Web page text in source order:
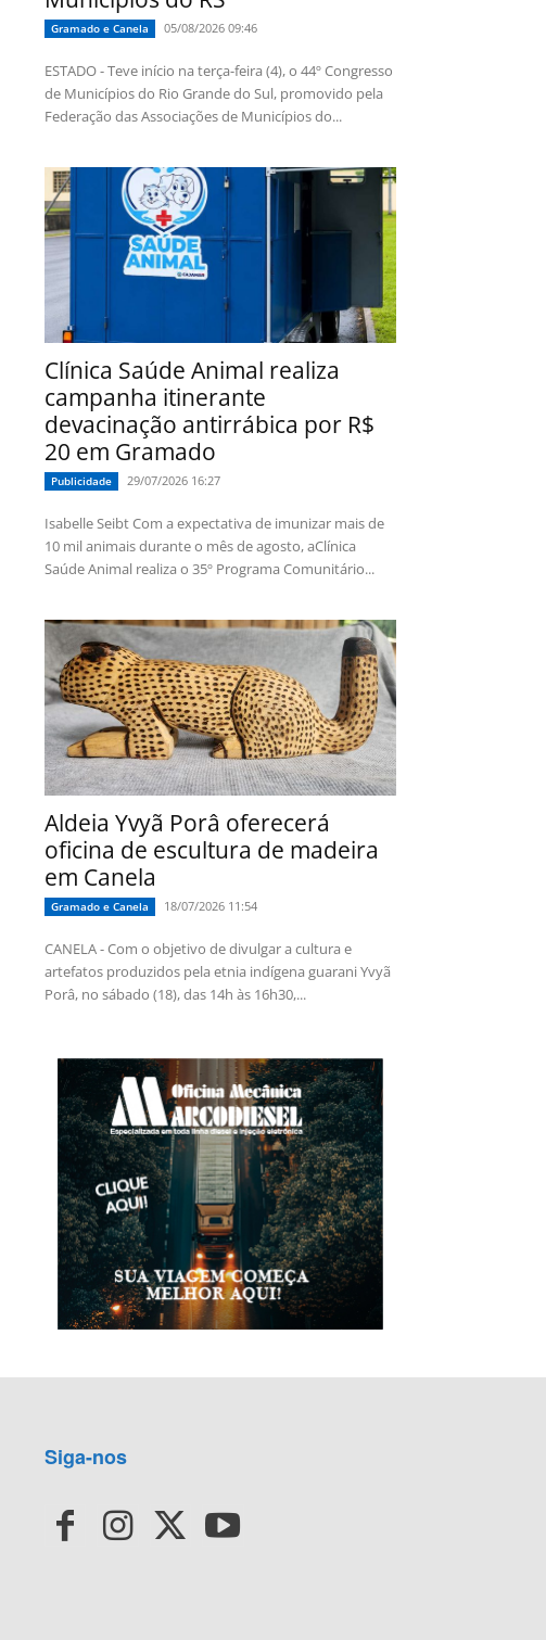
Gramado e Canela 05/08/2026 09:46
ESTADO - Teve início na terça-feira (4), o 44º Congresso
de Municípios do Rio Grande do Sul, promovido pela
Federação das Associações de Municípios do...
Clínica Saúde Animal realiza
campanha itinerante
devacinação antirrábica por R$
20 em Gramado
Publicidade 29/07/2026 16:27
Isabelle Seibt Com a expectativa de imunizar mais de
10 mil animais durante o mês de agosto, aClínica
Saúde Animal realiza o 35º Programa Comunitário...
Aldeia Yvyã Porâ oferecerá
oficina de escultura de madeira
em Canela
Gramado e Canela 18/07/2026 11:54
CANELA - Com o objetivo de divulgar a cultura e
artefatos produzidos pela etnia indígena guarani Yvyã
Porâ, no sábado (18), das 14h às 16h30,...
Siga-nos